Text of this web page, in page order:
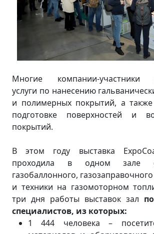
Многие компании-участники
услуги по нанесению
и полимерных покрытий, а
подготовке поверхностей и
покрытий.
В этом году выставка
проходила в одном зале
газобаллонного,
и техники на газомоторном
три дня работы выставок зал
специалистов, из которых:
1 444 человека –